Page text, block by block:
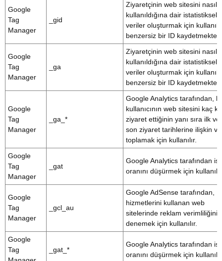
Google
Tag
Manager
_gid
Ziyaretçinin web sitesini nasıl
kullanıldığına dair istatistiksel
veriler oluşturmak için
benzersiz bir ID
Google
Tag
Manager
_ga
Ziyaretçinin web sitesini nasıl
kullanıldığına dair istatistiksel
veriler oluşturmak için
benzersiz bir ID
Google
Tag
Manager
_ga_*
Google Analytics tarafından,
kullanıcının web sitesini kaç
ziyaret ettiğinin yanı sıra ilk ve
son ziyaret tarihlerine ilişkin
toplamak için kullanılır.
Google
Tag
Manager
_gat
Google Analytics tarafından
oranını düşürmek için
Google
Tag
Manager
_gcl_au
Google AdSense tarafından,
hizmetlerini kullanan web
sitelerinde reklam verimliliğini
denemek için kullanılır.
Google
Tag
_gat_*
Google Analytics tarafından
oranını düşürmek için